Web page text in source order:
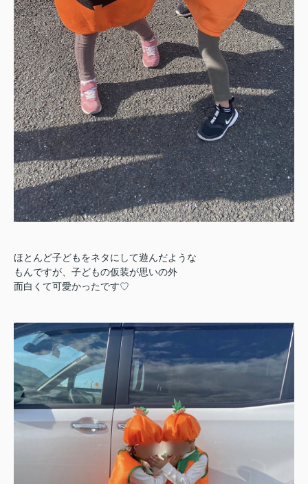
ほとんど子どもをネタにして遊んだような
もんですが、子どもの仮装が思いの外
面白くて可愛かったです♡